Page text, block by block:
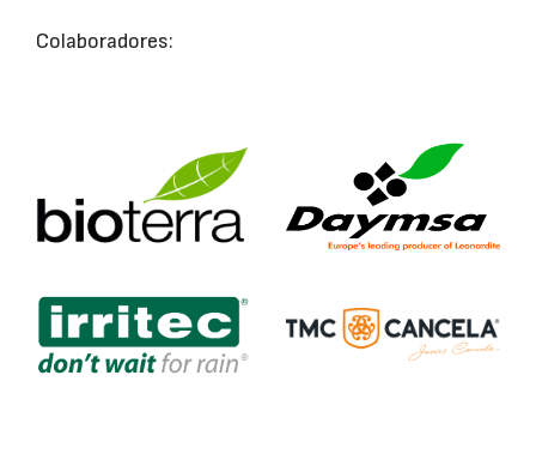
Colaboradores: